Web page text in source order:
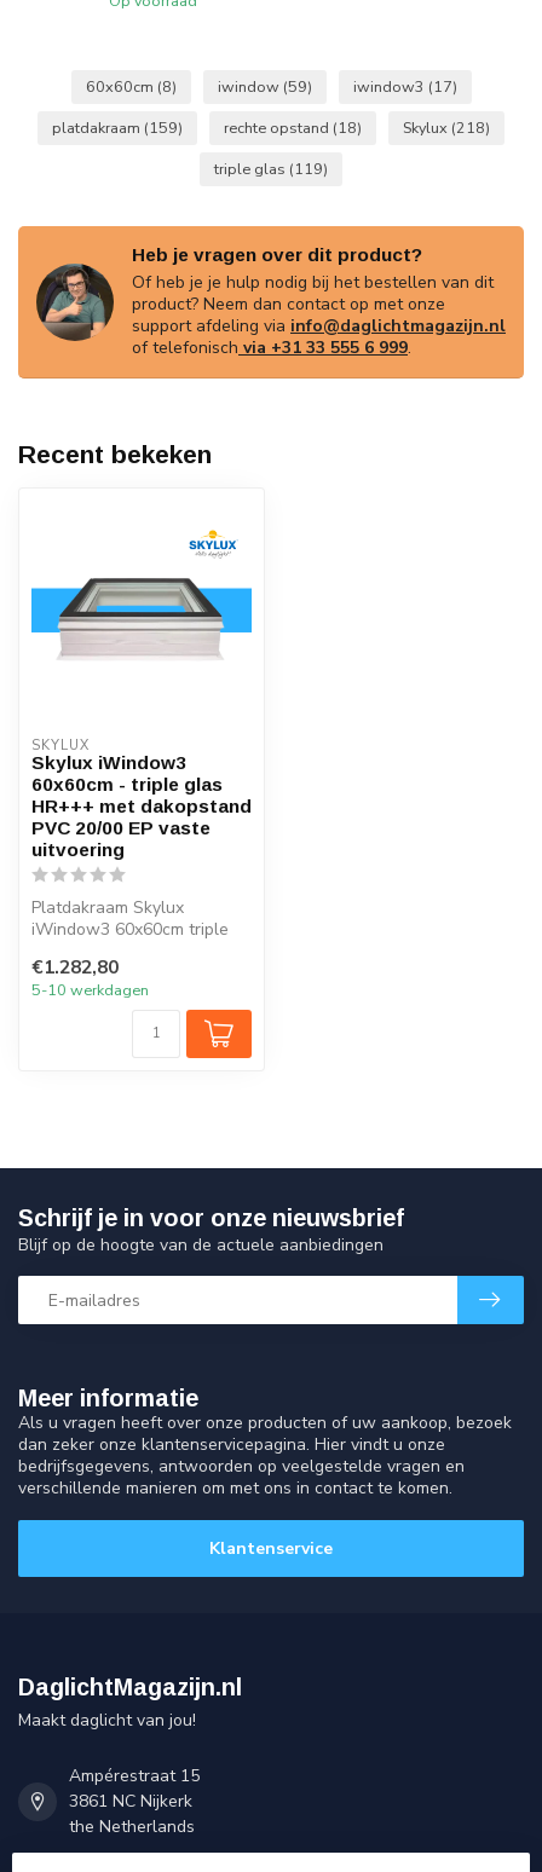
60x60cm (8) iwindow (59) iwindow3 (17)
platdakraam (159) rechte opstand (18) Skylux (218)
triple glas (119)
Heb je vragen over dit product?
Of heb je je hulp nodig bij het bestellen van dit
product? Neem dan contact op met onze
support afdeling via info@daglichtmagazijn.nl
of telefonisch via +31 33 555 6 999.
Recent bekeken
SKYLUX
Skylux iWindow3
60x60cm - triple glas
HR+++ met dakopstand
PVC 20/00 EP vaste
uitvoering
Platdakraam Skylux
iWindow3 60x60cm triple
€1.282,80
5-10 werkdagen
Meer informatie
Als u vragen heeft over onze producten of uw aankoop, bezoek
dan zeker onze klantenservicepagina. Hier vindt u onze
bedrijfsgegevens, antwoorden op veelgestelde vragen en
verschillende manieren om met ons in contact te komen.
Klantenservice
Schrijf je in voor onze nieuwsbrief
Blijf op de hoogte van de actuele aanbiedingen
DaglichtMagazijn.nl
Maakt daglicht van jou!
Ampérestraat 15
3861 NC Nijkerk
the Netherlands